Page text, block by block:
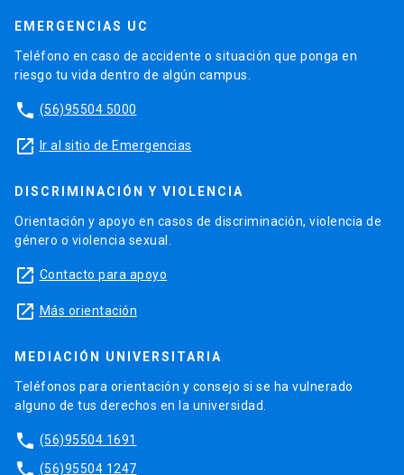
EMERGENCIAS UC
Teléfono en caso de accidente o situación que ponga en
riesgo tu vida dentro de algún campus.
phone (56)95504 5000
launch Ir al sitio de Emergencias
DISCRIMINACIÓN Y VIOLENCIA
Orientación y apoyo en casos de discriminación, violencia de
género o violencia sexual.
launch Contacto para apoyo
launch Más orientación
MEDIACIÓN UNIVERSITARIA
Teléfonos para orientación y consejo si se ha vulnerado
alguno de tus derechos en la universidad.
phone (56)95504 1691
phone (56)95504 1247